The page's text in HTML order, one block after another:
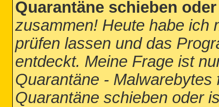
Quarantäne schieben
zusammen! Heute habe ich
prüfen lassen und das
entdeckt. Meine Frage ist
Quarantäne -
Quarantäne schieben oder